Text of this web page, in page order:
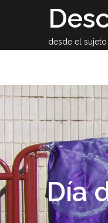
desde el
Día